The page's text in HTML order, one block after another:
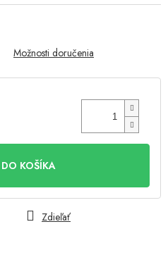
Možnosti doručenia
KOŠÍKA
Zdieľať